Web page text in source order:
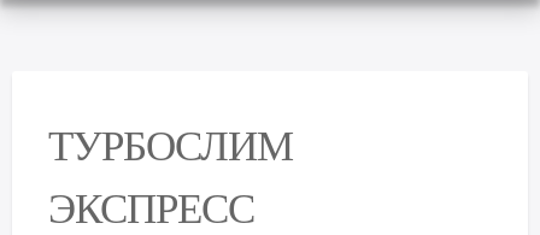
ТУРБОСЛИМ
ЭКСПРЕСС